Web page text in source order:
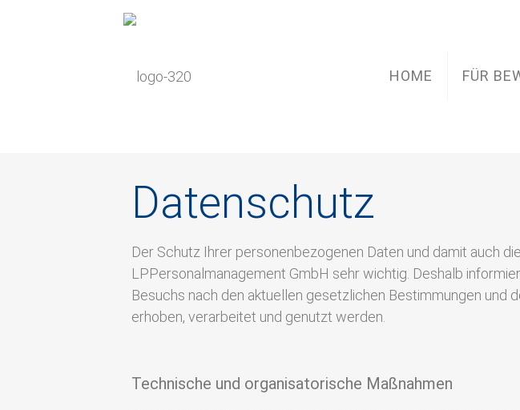
HOME FÜR
Datenschutz
Der Schutz Ihrer personenbezogenen Daten und damit auch
LPPersonalmanagement GmbH sehr wichtig. Deshalb
Besuchs nach den aktuellen gesetzlichen Bestimmungen und
erhoben, verarbeitet und genutzt werden.
Technische und organisatorische Maßnahmen